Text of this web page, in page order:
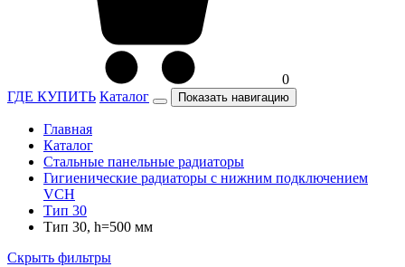
0
ГДЕ КУПИТЬ Каталог Показать навигацию
Главная
Каталог
Стальные панельные радиаторы
Гигиенические радиаторы c нижним подключением
VCH
Тип 30
Тип 30, h=500 мм
Скрыть фильтры